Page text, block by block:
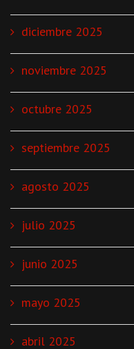
diciembre 2025
noviembre 2025
octubre 2025
septiembre 2025
agosto 2025
julio 2025
junio 2025
mayo 2025
abril 2025